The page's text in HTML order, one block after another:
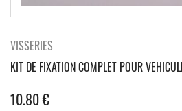
VISSERIES
KIT DE FIXATION COMPLET POUR
10.80€